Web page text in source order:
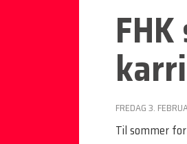
FREDAG 3.
Til sommer